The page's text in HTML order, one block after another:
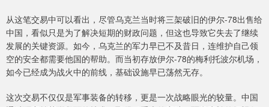
从这笔交易中可以看出，尽管乌克兰当时将三架破旧的伊尔-78出售给
中国，看似只是为了解决短期的财政问题，但这也导致它失去了继续
发展的关键资源。如今，乌克兰的军力早已不及昔日，连维护自己领
空的安全都需要他国的帮助。而当初存放伊尔-78的梅利托波尔机场，
如今已经成为战火中的前线，基础设施早已荡然无存。
这次交易不仅仅是军事装备的转移，更是一次战略眼光的较量。中国